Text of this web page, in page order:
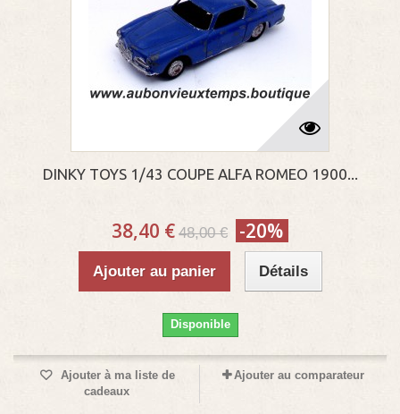
DINKY TOYS 1/43 COUPE ALFA ROMEO 1900...
38,40 € 48,00 € -20%
Ajouter au panier Détails
Disponible
Ajouter à ma liste de
cadeaux
Ajouter au comparateur